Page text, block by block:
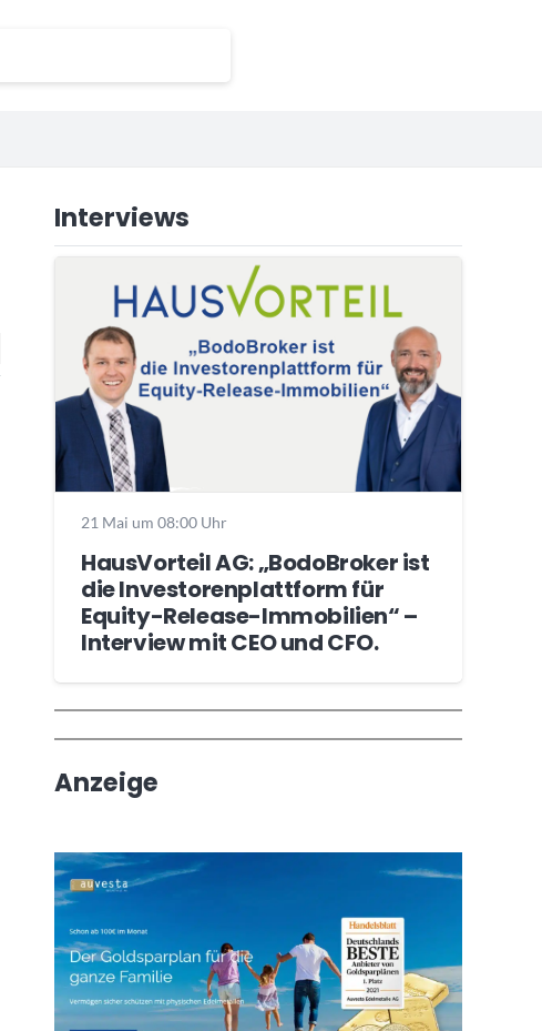
Interviews
21 Mai um 08:00 Uhr
HausVorteil AG: „BodoBroker ist
die Investorenplattform für
Equity-Release-Immobilien“ –
Interview mit CEO und CFO.
Wochenrückblick
Trendthemen
Anzeige